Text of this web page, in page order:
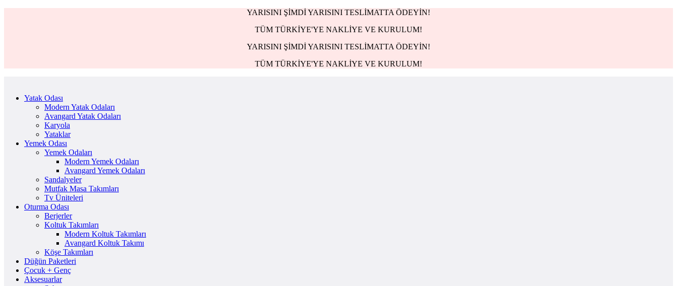
YARISINI ŞİMDİ YARISINI TESLİMATTA ÖDEYİN!
TÜM TÜRKİYE'YE NAKLİYE VE KURULUM!
YARISINI ŞİMDİ YARISINI TESLİMATTA ÖDEYİN!
TÜM TÜRKİYE'YE NAKLİYE VE KURULUM!
Yatak Odası
Modern Yatak Odaları
Avangard Yatak Odaları
Karyola
Yataklar
Yemek Odası
Yemek Odaları
Modern Yemek Odaları
Avangard Yemek Odaları
Sandalyeler
Mutfak Masa Takımları
Tv Üniteleri
Oturma Odası
Berjerler
Koltuk Takımları
Modern Koltuk Takımları
Avangard Koltuk Takımı
Köşe Takımları
Düğün Paketleri
Çocuk + Genç
Aksesuarlar